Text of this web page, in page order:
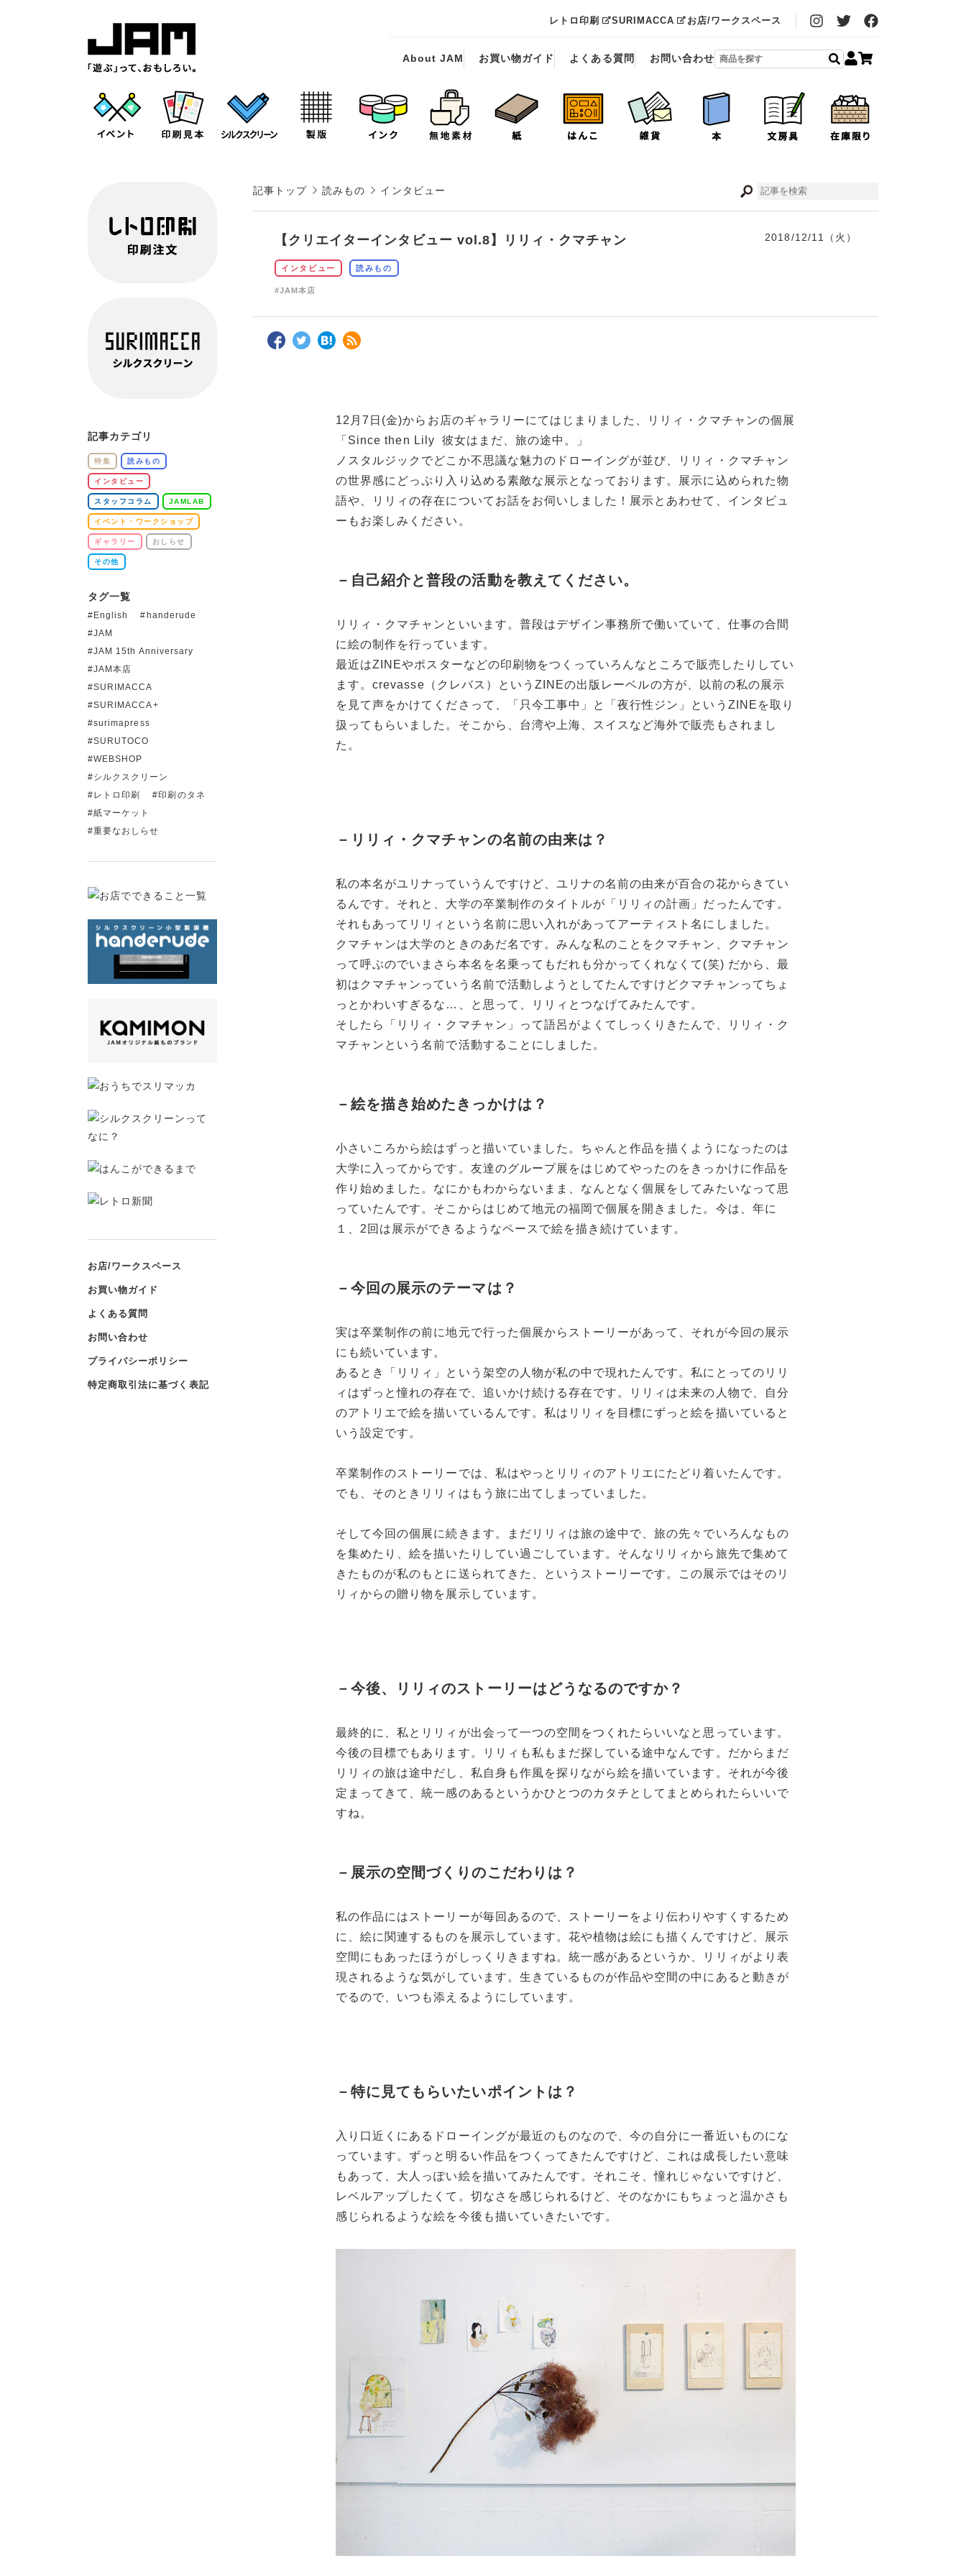
レトロ印刷 SURIMACCA お店/ワークスペース
About JAM お買い物ガイド よくある質問 お問い合わせ
記事トップ 読みもの インタビュー
【クリエイターインタビュー vol.8】リリィ・クマチャン 2018/12/11（火）
インタビュー 読みもの
#JAM本店
12月7日(金)からお店のギャラリーにてはじまりました、リリィ・クマチャンの個展
「Since then Lily 彼女はまだ、旅の途中。」
ノスタルジックでどこか不思議な魅力のドローイングが並び、リリィ・クマチャン
の世界感にどっぷり入り込める素敵な展示となっております。展示に込められた物
語や、リリィの存在についてお話をお伺いしました！展示とあわせて、インタビュ
ーもお楽しみください。
－自己紹介と普段の活動を教えてください。
リリィ・クマチャンといいます。普段はデザイン事務所で働いていて、仕事の合間
に絵の制作を行っています。
最近はZINEやポスターなどの印刷物をつくっていろんなところで販売したりしてい
ます。crevasse（クレバス）というZINEの出版レーベルの方が、以前の私の展示
を見て声をかけてくださって、「只今工事中」と「夜行性ジン」というZINEを取り
扱ってもらいました。そこから、台湾や上海、スイスなど海外で販売もされまし
た。
－リリィ・クマチャンの名前の由来は？
私の本名がユリナっていうんですけど、ユリナの名前の由来が百合の花からきてい
るんです。それと、大学の卒業制作のタイトルが「リリィの計画」だったんです。
それもあってリリィという名前に思い入れがあってアーティスト名にしました。
クマチャンは大学のときのあだ名です。みんな私のことをクマチャン、クマチャン
って呼ぶのでいまさら本名を名乗ってもだれも分かってくれなくて(笑) だから、最
初はクマチャンっていう名前で活動しようとしてたんですけどクマチャンってちょ
っとかわいすぎるな…、と思って、リリィとつなげてみたんです。
そしたら「リリィ・クマチャン」って語呂がよくてしっくりきたんで、リリィ・ク
マチャンという名前で活動することにしました。
－絵を描き始めたきっかけは？
小さいころから絵はずっと描いていました。ちゃんと作品を描くようになったのは
大学に入ってからです。友達のグループ展をはじめてやったのをきっかけに作品を
作り始めました。なにかもわからないまま、なんとなく個展をしてみたいなって思
っていたんです。そこからはじめて地元の福岡で個展を開きました。今は、年に
１、2回は展示ができるようなペースで絵を描き続けています。
－今回の展示のテーマは？
実は卒業制作の前に地元で行った個展からストーリーがあって、それが今回の展示
にも続いています。
あるとき「リリィ」という架空の人物が私の中で現れたんです。私にとってのリリ
ィはずっと憧れの存在で、追いかけ続ける存在です。リリィは未来の人物で、自分
のアトリエで絵を描いているんです。私はリリィを目標にずっと絵を描いていると
いう設定です。
卒業制作のストーリーでは、私はやっとリリィのアトリエにたどり着いたんです。
でも、そのときリリィはもう旅に出てしまっていました。
そして今回の個展に続きます。まだリリィは旅の途中で、旅の先々でいろんなもの
を集めたり、絵を描いたりしてい過ごしています。そんなリリィから旅先で集めて
きたものが私のもとに送られてきた、というストーリーです。この展示ではそのリ
リィからの贈り物を展示しています。
－今後、リリィのストーリーはどうなるのですか？
最終的に、私とリリィが出会って一つの空間をつくれたらいいなと思っています。
今後の目標でもあります。リリィも私もまだ探している途中なんです。だからまだ
リリィの旅は途中だし、私自身も作風を探りながら絵を描いています。それが今後
定まってきて、統一感のあるというかひとつのカタチとしてまとめられたらいいで
すね。
－展示の空間づくりのこだわりは？
私の作品にはストーリーが毎回あるので、ストーリーをより伝わりやすくするため
に、絵に関連するものを展示しています。花や植物は絵にも描くんですけど、展示
空間にもあったほうがしっくりきますね。統一感があるというか、リリィがより表
現されるような気がしています。生きているものが作品や空間の中にあると動きが
でるので、いつも添えるようにしています。
－特に見てもらいたいポイントは？
入り口近くにあるドローイングが最近のものなので、今の自分に一番近いものにな
っています。ずっと明るい作品をつくってきたんですけど、これは成長したい意味
もあって、大人っぽい絵を描いてみたんです。それこそ、憧れじゃないですけど、
レベルアップしたくて。切なさを感じられるけど、そのなかにもちょっと温かさも
感じられるような絵を今後も描いていきたいです。
記事カテゴリ
特集 読みもの
インタビュー
スタッフコラム JAMLAB
イベント・ワークショップ
ギャラリー おしらせ
その他
タグ一覧
English
handerude
JAM
JAM 15th Anniversary
JAM本店
SURIMACCA
SURIMACCA+
surimapress
SURUTOCO
WEBSHOP
シルクスクリーン
レトロ印刷
印刷のタネ
紙マーケット
重要なおしらせ
お店/ワークスペース
お買い物ガイド
よくある質問
お問い合わせ
プライバシーポリシー
特定商取引法に基づく表記